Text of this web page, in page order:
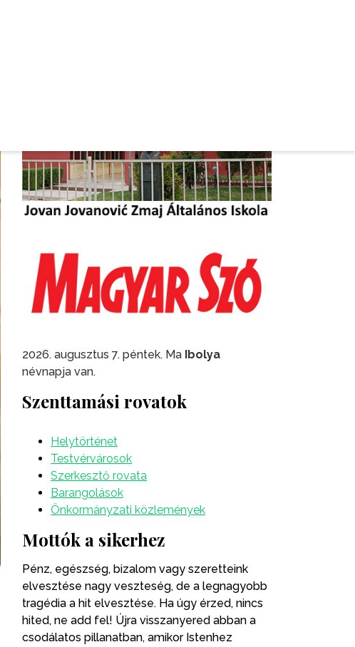
2026. augusztus 7. péntek. Ma Ibolya
névnapja van.
Szenttamási rovatok
Helytörténet
Testvérvárosok
Szerkesztő rovata
Barangolások
Önkormányzati közlemények
Mottók a sikerhez
Pénz, egészség, bizalom vagy szeretteink
elvesztése nagy veszteség, de a legnagyobb
tragédia a hit elvesztése. Ha úgy érzed, nincs
hited, ne add fel! Újra visszanyered abban a
csodálatos pillanatban, amikor Istenhez